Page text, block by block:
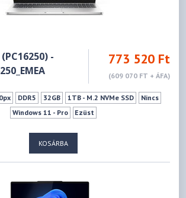
(PC16250) -
773 520 Ft
(609 070 FT + ÁFA)
DDR5 32GB 1TB - M.2 NVMe SSD
Nincs
Windows 11 - Pro
Ezüst
KOSÁRBA